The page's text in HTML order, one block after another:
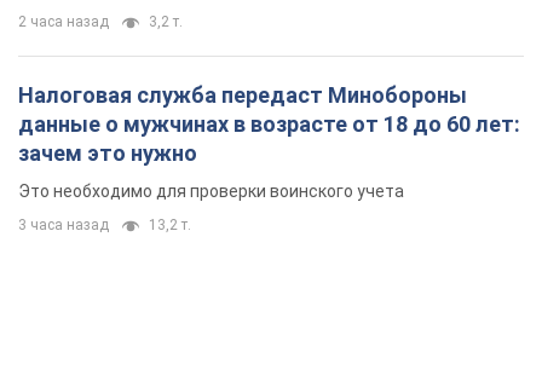
2 часа назад 3,2 т.
Налоговая служба передаст Минобороны
данные о мужчинах в возрасте от 18 до 60 лет:
зачем это нужно
Это необходимо для проверки воинского учета
3 часа назад 13,2 т.